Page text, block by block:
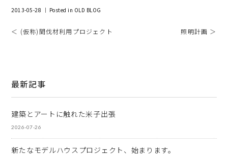
2013-05-28 ｜ Posted in OLD BLOG
＜ (仮称)間伐材利用プロジェクト 照明計画 ＞
最新記事
建築とアートに触れた米子出張
2026-07-26
新たなモデルハウスプロジェクト、始まります。